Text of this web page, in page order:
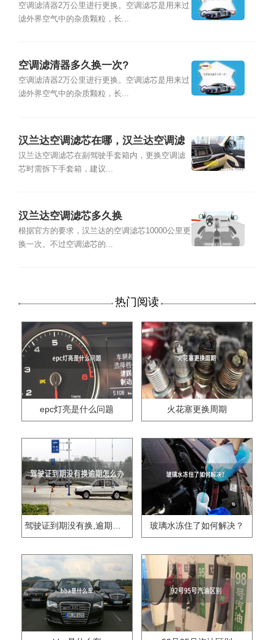
空调滤清器2万公里进行更换。空调滤芯是用来过
滤外界空气中的杂质颗粒，长...
空调滤清器多久换一次?
空调滤清器2万公里进行更换。空调滤芯是用来过
滤外界空气中的杂质颗粒，长...
汉兰达空调滤芯在哪，汉兰达空调滤
芯多久换
汉兰达空调滤芯在副驾驶手套箱内，更换空调滤
芯时需拆下手套箱，建议...
汉兰达空调滤芯多久换
根据官方的要求，汉兰达的空调滤芯10000公里更
换一次。不过空调滤芯的...
热门阅读
epc灯亮是什么问题 火花塞更换周期
驾驶证到期没有换,逾期怎么办?? 玻璃水冻住了如何解决？